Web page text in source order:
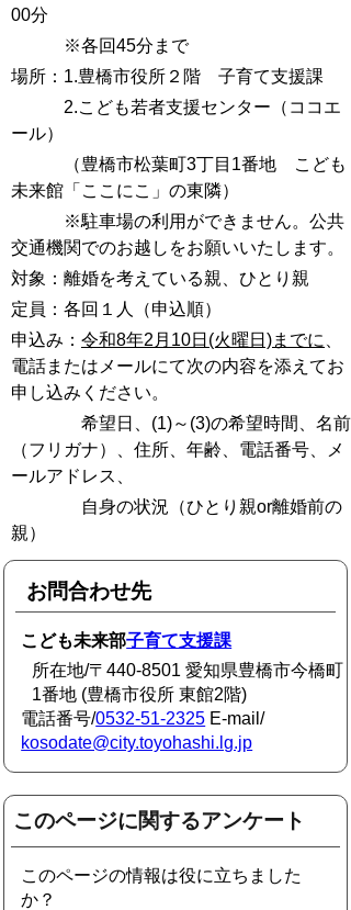
00分
※各回45分まで
場所：1.豊橋市役所２階 子育て支援課
2.こども若者支援センター（ココエ
ール）
（豊橋市松葉町3丁目1番地 こども
未来館「ここにこ」の東隣）
※駐車場の利用ができません。公共
交通機関でのお越しをお願いいたします。
対象：離婚を考えている親、ひとり親
定員：各回１人（申込順）
申込み： 令和8年2月10日(火曜日)までに
電話またはメールにて次の内容を添えてお
申し込みください。
希望日、(1)～(3)の希望時間、名前
（フリガナ）、住所、年齢、電話番号、メ
ールアドレス、
自身の状況（ひとり親or離婚前の
親）
お問合わせ先
こども未来部子育て支援課
所在地/〒440-8501 愛知県豊橋市今橋町
1番地 (豊橋市役所 東館2階)
電話番号/0532-51-2325 E-mail/
kosodate@city.toyohashi.lg.jp
このページに関するアンケート
このページの情報は役に立ちました
か？